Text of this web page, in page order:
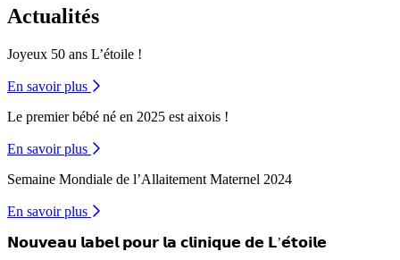
Actualités
Joyeux 50 ans L’étoile !
En savoir plus
Le premier bébé né en 2025 est aixois !
En savoir plus
Semaine Mondiale de l’Allaitement Maternel 2024
En savoir plus
𝗡𝗼𝘂𝘃𝗲𝗮𝘂 𝗹𝗮𝗯𝗲𝗹 𝗽𝗼𝘂𝗿 𝗹𝗮 𝗰𝗹𝗶𝗻𝗶𝗾𝘂𝗲 𝗱𝗲 𝗟’𝗲́𝘁𝗼𝗶𝗹𝗲